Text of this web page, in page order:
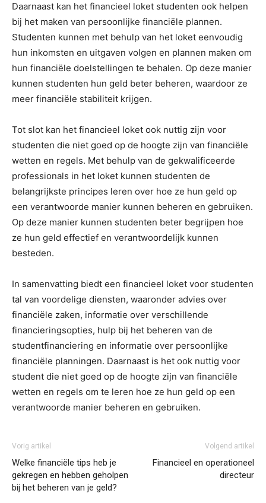
Daarnaast kan het financieel loket studenten ook helpen
bij het maken van persoonlijke financiële plannen.
Studenten kunnen met behulp van het loket eenvoudig
hun inkomsten en uitgaven volgen en plannen maken om
hun financiële doelstellingen te behalen. Op deze manier
kunnen studenten hun geld beter beheren, waardoor ze
meer financiële stabiliteit krijgen.
Tot slot kan het financieel loket ook nuttig zijn voor
studenten die niet goed op de hoogte zijn van financiële
wetten en regels. Met behulp van de gekwalificeerde
professionals in het loket kunnen studenten de
belangrijkste principes leren over hoe ze hun geld op
een verantwoorde manier kunnen beheren en gebruiken.
Op deze manier kunnen studenten beter begrijpen hoe
ze hun geld effectief en verantwoordelijk kunnen
besteden.
In samenvatting biedt een financieel loket voor studenten
tal van voordelige diensten, waaronder advies over
financiële zaken, informatie over verschillende
financieringsopties, hulp bij het beheren van de
studentfinanciering en informatie over persoonlijke
financiële planningen. Daarnaast is het ook nuttig voor
student die niet goed op de hoogte zijn van financiële
wetten en regels om te leren hoe ze hun geld op een
verantwoorde manier beheren en gebruiken.
Vorig artikel
Welke financiële tips heb je
gekregen en hebben geholpen
bij het beheren van je geld?
Volgend artikel
Financieel en operationeel
directeur